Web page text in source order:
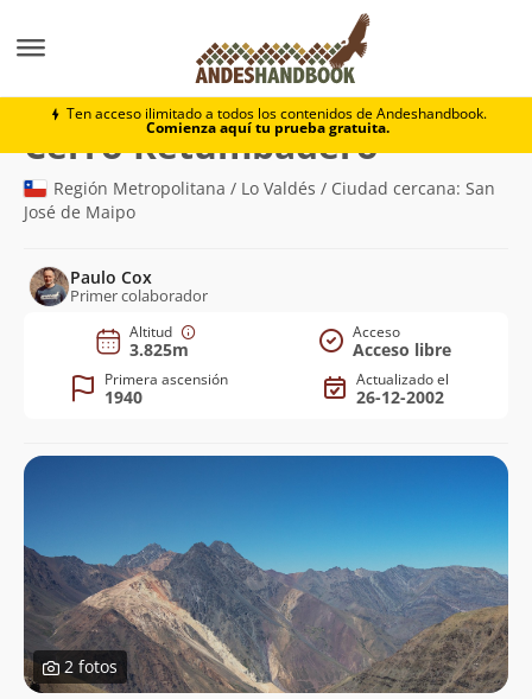
Ten acceso ilimitado a todos los contenidos de Andeshandbook.
Comienza aquí tu prueba gratuita.
Cerro Retumbadero
Cerro Retumbadero(3.825m)
Región Metropolitana / Lo Valdés / Ciudad cercana: San
José de Maipo
Paulo Cox
Primer colaborador
Altitud
3.825m
Acceso
Acceso libre
Primera ascensión
1940
Actualizado el
26-12-2002
2 fotos